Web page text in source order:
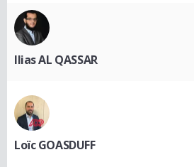
Ilias AL QASSAR
Loïc GOASDUFF